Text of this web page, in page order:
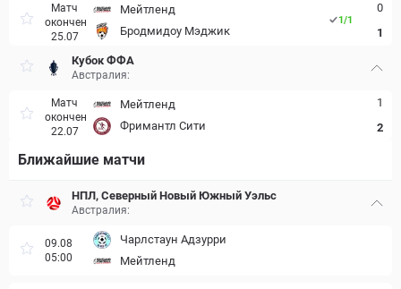
Матч
окончен
25.07
Мейтленд
Бродмидоу Мэджик
0
1
1/1
Австралия:
Кубок ФФА
Матч
окончен
22.07
Мейтленд
Фримантл Сити
1
2
Ближайшие матчи
Австралия:
НПЛ, Северный Новый Южный Уэльс
09.08
05:00
Чарлстаун Адзурри
Мейтленд